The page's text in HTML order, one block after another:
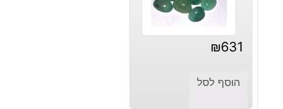
₪631
הוסף לסל